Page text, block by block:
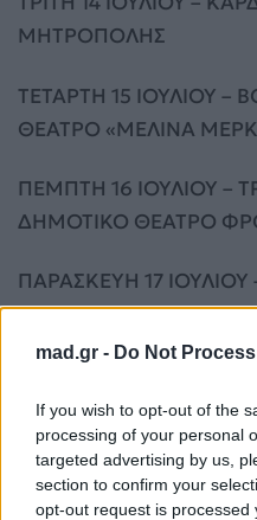
mad.gr - Do Not
If you wish to opt-out of the
processing of your personal
targeted advertising by us,
section to confirm your
opt-out request is processed
ΜΗΤΡΟΠΟΛΗΣ
ΤΕΤΑΡΤΗ 15 ΙΟΥΛΙΟΥ –
ΘΕΑΤΡΟ «ΜΕΛΙΝΑ
ΠΕΜΠΤΗ 16 ΙΟΥΛΙΟΥ –
ΔΗΜΟΤΙΚΟ ΘΕΑΤΡΟ
ΠΑΡΑΣΚΕΥΗ 17
ΘΕΑΤΡΟ ΕΗΜ –
ΘΕΑΤΡΟ ΔΗΜΟΥ
ΔΕΥΤΕΡΑ 20 ΙΟΥΛΙΟΥ
ΚΗΠΟΘΕΑΤΡΟ